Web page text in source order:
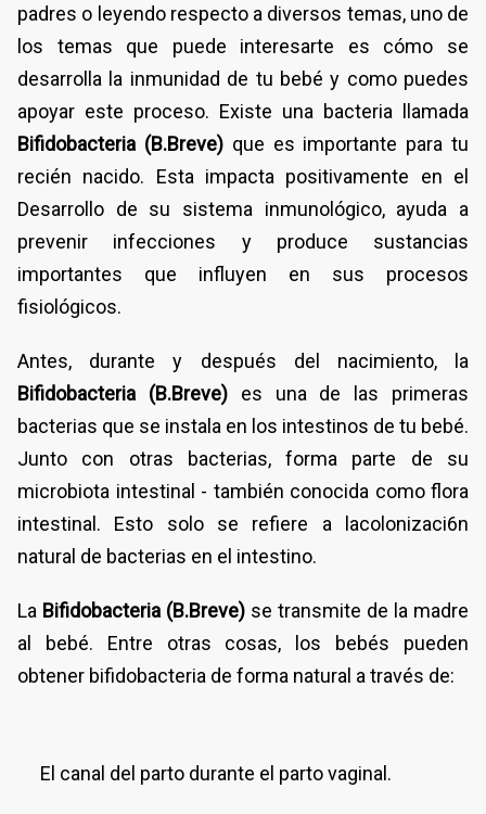
padres o leyendo respecto a diversos temas, uno de
los temas que puede interesarte es cómo se
desarrolla la inmunidad de tu bebé y como puedes
apoyar este proceso. Existe una bacteria llamada
Bifidobacteria (B.Breve)que es importante para tu
recién nacido. Esta impacta positivamente en el
Desarrollo de su sistema inmunológico, ayuda a
prevenir infecciones y produce sustancias
importantes que influyen en sus procesos
fisiológicos.
Antes, durante y después del nacimiento, la
Bifidobacteria
(B.Breve)es una de las primeras
bacterias que se instala en los intestinos de tu bebé.
Junto con otras bacterias, forma parte de su
microbiota intestinal - también conocida como flora
intestinal. Esto solo se refiere a lacolonizaci6n
natural de bacterias en el intestino.
La Bifidobacteria (B.Breve) se transmite de la madre
al bebé. Entre otras cosas, los bebés pueden
obtener bifidobacteria de forma natural a través de:
El canal del parto durante el parto vaginal.